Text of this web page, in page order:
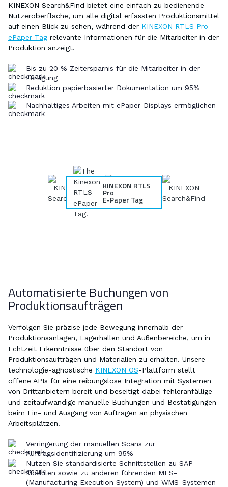
KINEXON RTLS
Pro
E-Paper Tag
KINEXON Search&Find bietet eine einfach zu bedienende
Nutzeroberfläche, um alle digital erfassten Produktionsmittel
auf einen Blick zu sehen, während der KINEXON RTLS Pro
ePaper Tag relevante Informationen für die Mitarbeiter in der
Produktion anzeigt.
Bis zu 20 % Zeitersparnis für die Mitarbeiter in der
Fertigung
Reduktion papierbasierter Dokumentation um 95%
Nachhaltiges Arbeiten mit ePaper-Displays ermöglichen
Automatisierte Buchungen von
Produktionsaufträgen
Verfolgen Sie präzise jede Bewegung innerhalb der
Produktionsanlagen,​ Lagerhallen und Außenbereiche​, um in
Echtzeit Erkenntnisse über den Standort von
Produktionsaufträgen und Materialien zu erhalten. Unsere
technologie-agnostische KINEXON OS-Plattform stellt
offene APIs für eine reibungslose Integration mit Systemen
von Drittanbietern bereit und beseitigt dabei fehleranfällige
und zeitaufwändige manuelle Buchungen und Bestätigungen
beim Ein- und Ausgang von Aufträgen an physischen
Arbeitsplätzen.
Verringerung der manuellen Scans zur
Auftragsidentifizierung um 95%
Nutzen Sie standardisierte Schnittstellen zu SAP-
Modulen sowie zu anderen führenden MES-
(Manufacturing Execution System) und WMS-Systemen